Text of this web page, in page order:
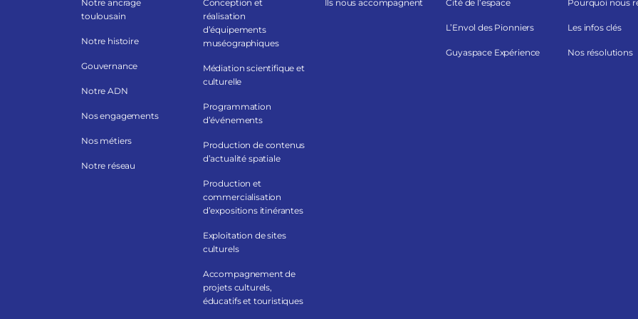
Notre ancrage
toulousain
Notre histoire
Gouvernance
Notre ADN
Nos engagements
Nos métiers
Notre réseau
Conception et
réalisation
d’équipements
muséographiques
Médiation scientifique et
culturelle
Programmation
d’événements
Production de contenus
d’actualité spatiale
Production et
commercialisation
d’expositions itinérantes
Exploitation de sites
culturels
Accompagnement de
projets culturels,
éducatifs et touristiques
Ils nous accompagnent Cité de l’espace
L’Envol des Pionniers
Guyaspace Expérience
Pourquoi nous
Les infos clés
Nos résolutions